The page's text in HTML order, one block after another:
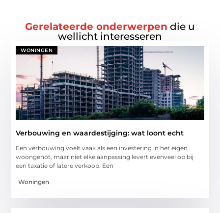
Gerelateerde onderwerpen die u
wellicht interesseren
WONINGEN
Verbouwing en waardestijging: wat loont echt
Een verbouwing voelt vaak als een investering in het eigen
woongenot, maar niet elke aanpassing levert evenveel op bij
een taxatie of latere verkoop. Een
Woningen